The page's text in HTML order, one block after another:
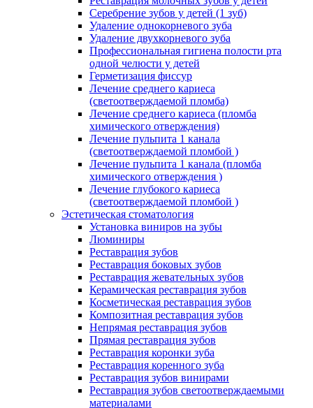
Серебрение зубов у детей (1 зуб)
Удаление однокорневого зуба
Удаление двухкорневого зуба
Профессиональная гигиена полости рта
одной челюсти у детей
Герметизация фиссур
Лечение среднего кариеса
(светоотверждаемой пломба)
Лечение среднего кариеса (пломба
химического отверждения)
Лечение пульпита 1 канала
(светоотверждаемой пломбой )
Лечение пульпита 1 канала (пломба
химического отверждения )
Лечение глубокого кариеса
(светоотверждаемой пломбой )
Эстетическая стоматология
Установка виниров на зубы
Люминиры
Реставрация зубов
Реставрация боковых зубов
Реставрация жевательных зубов
Керамическая реставрация зубов
Косметическая реставрация зубов
Композитная реставрация зубов
Непрямая реставрация зубов
Прямая реставрация зубов
Реставрация коронки зуба
Реставрация коренного зуба
Реставрация зубов винирами
Реставрация зубов светоотверждаемыми
материалами